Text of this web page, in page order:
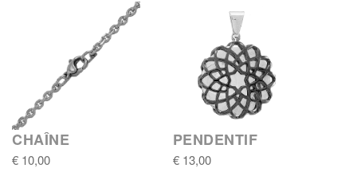
CHAÎNE
€ 10,00
PENDENTIF
€ 13,00